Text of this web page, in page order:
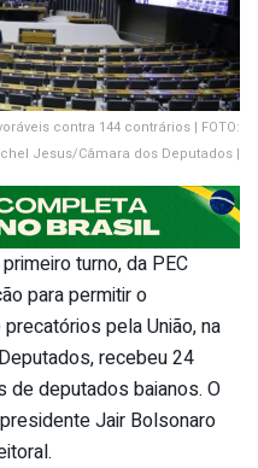
contra 144 contrários | FOTO:
Jesus/Câmara dos Deputados |
turno, da PEC
para permitir o
pela União, na
recebeu 24
deputados baianos. O
Jair Bolsonaro